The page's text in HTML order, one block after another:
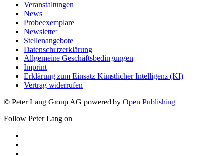
Veranstaltungen
News
Probeexemplare
Newsletter
Stellenangebote
Datenschutzerklärung
Allgemeine Geschäftsbedingungen
Imprint
Erklärung zum Einsatz Künstlicher Intelligenz (KI)
Vertrag widerrufen
© Peter Lang Group AG powered by Open Publishing
Follow Peter Lang on